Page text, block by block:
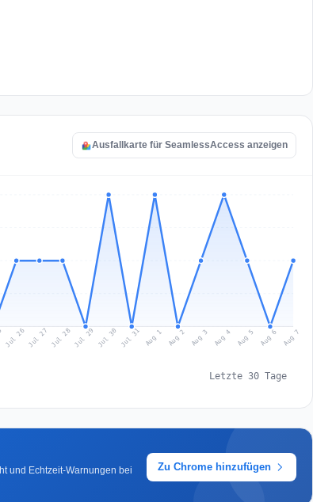
Ausfallkarte für SeamlessAccess anzeigen
Jul 26Jul 27 Jul 28Jul 29 Jul 30 Jul 31 Aug 1 Aug 2 Aug 3 Aug 4 Aug 5 Aug 6 Aug 7
Letzte 30 Tage
und Echtzeit-Warnungen bei
Zu Chrome hinzufügen